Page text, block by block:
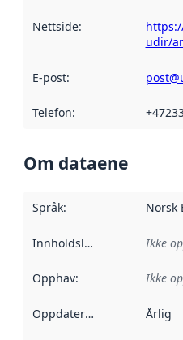
Nettside:
udir/
E-post:
Telefon:
Om dataene
Språk: Norsk
Innholdsleverandører :
Ikke
Opphav: Ikke
Oppdateringsfrekvens :
Årlig